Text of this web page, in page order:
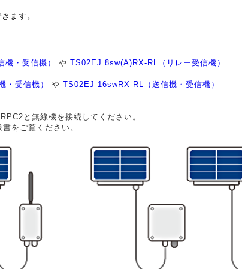
ます。
・受信機）
や TS02EJ 8sw(A)RX-RL（リレー受信機）
受信機）
や TS02EJ 16swRX-RL（送信機・受信機）
と無線機を接続してください。
をご覧ください。